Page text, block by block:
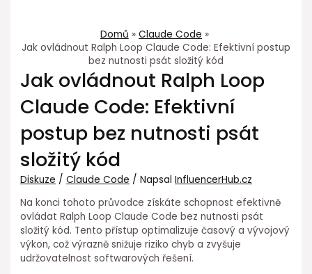
Domů
Claude Code
Jak ovládnout Ralph Loop Claude Code: Efektivní postup
bez nutnosti psát složitý kód
Jak ovládnout Ralph Loop
Claude Code: Efektivní
postup bez nutnosti psát
složitý kód
Diskuze /Claude Code / NapsalInfluencerHub.cz
Na ⁢konci tohoto průvodce získáte schopnost efektivně
ovládat Ralph Loop Claude Code ⁣bez nutnosti psát
složitý kód. Tento přístup optimalizuje časový a vývojový
výkon, což výrazně snižuje riziko chyb a zvyšuje
udržovatelnost softwarových řešení.